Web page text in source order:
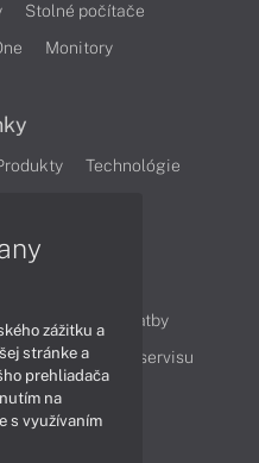
Stolné počítače
Monitory
Technológie
doručenia a platby
služby Cenník servisu
zážitku a
stránke a
prehliadača
na
s využívaním